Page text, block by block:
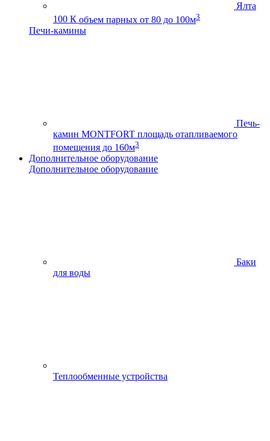
Ялта
100 К объем парных от 80 до 100м3
Печи-камины
Печь-
камин MONTFORT площадь отапливаемого
помещения до 160м3
Дополнительное оборудование
Дополнительное оборудование
Баки
для воды
Теплообменные устройства